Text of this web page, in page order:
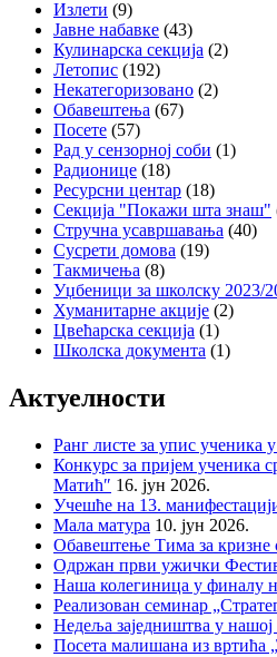
Излети (9)
Јавне набавке (43)
Кулинарска секција (2)
Летопис (192)
Некатегоризовано (2)
Обавештења (67)
Посете (57)
Рад у сензорној соби (1)
Радионице (18)
Ресурсни центар (18)
Секција "Покажи шта знаш"
Стручна усавршавања (40)
Сусрети домова (19)
Такмичења (8)
Уџбеници за школску 2023/
Хуманитарне акције (2)
Цвећарска секција (1)
Школска документа (1)
Актуелности
Ранг листе за упис ученика
Конкурс за пријем ученика
Матић″ 16. јун 2026.
Учешће на 13.
Мала матура 10. јун 2026.
Обавештење Тима за кризне
Одржан први ужички
Наша колегиница у финалу
Реализован семинар
Недеља заједништва у
Посета малишана из вртића